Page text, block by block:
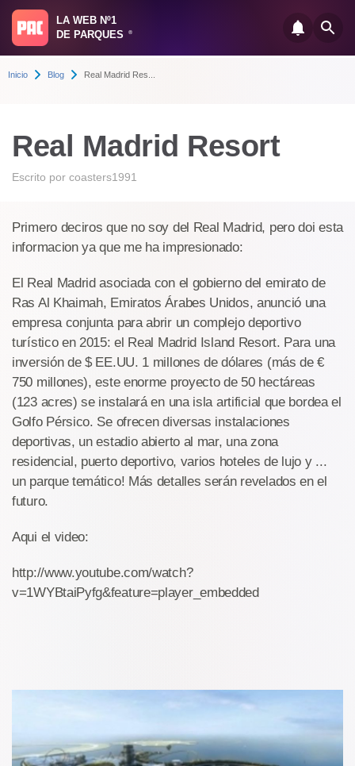
LA WEB Nº1
DE PARQUES
®
Inicio Blog Real Madrid Res...
Real Madrid Resort
Escrito por coasters1991
Primero deciros que no soy del Real Madrid, pero doi esta
informacion ya que me ha impresionado:
El Real Madrid asociada con el gobierno del emirato de
Ras Al Khaimah, Emiratos Árabes Unidos, anunció una
empresa conjunta para abrir un complejo deportivo
turístico en 2015: el Real Madrid Island Resort. Para una
inversión de $ EE.UU. 1 millones de dólares (más de €
750 millones), este enorme proyecto de 50 hectáreas
(123 acres) se instalará en una isla artificial que bordea el
Golfo Pérsico. Se ofrecen diversas instalaciones
deportivas, un estadio abierto al mar, una zona
residencial, puerto deportivo, varios hoteles de lujo y ...
un parque temático! Más detalles serán revelados en el
futuro.
Aqui el video:
http://www.youtube.com/watch?
v=1WYBtaiPyfg&feature=player_embedded